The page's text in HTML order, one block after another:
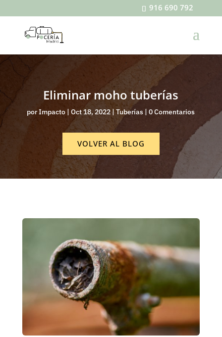
916 690 792
Eliminar moho tuberías
porImpacto |Oct 18, 2022|Tuberías |0 Comentarios
VOLVER AL BLOG